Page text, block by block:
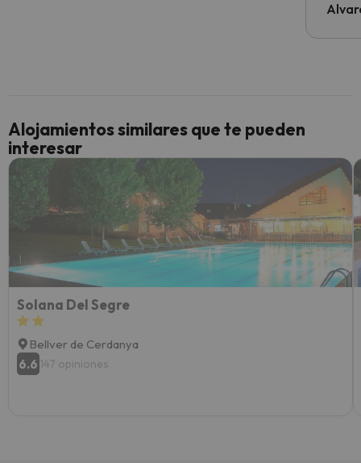
al
culpa
yo.
Alojamientos similares que te pueden
interesar
Solana Del Segre
Bellver de Cerdanya
6.6 147 opiniones